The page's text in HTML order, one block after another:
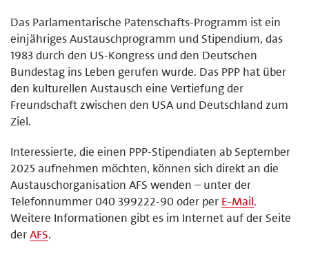
Das Parlamentarische Patenschafts-Programm ist ein
einjähriges Austauschprogramm und Stipendium, das
1983 durch den US-Kongress und den Deutschen
Bundestag ins Leben gerufen wurde. Das PPP hat über
den kulturellen Austausch eine Vertiefung der
Freundschaft zwischen den USA und Deutschland zum
Ziel.
Interessierte, die einen PPP-Stipendiaten ab September
2025 aufnehmen möchten, können sich direkt an die
Austauschorganisation AFS wenden – unter der
Telefonnummer 040 399222-90 oder per E-Mail.
Weitere Informationen gibt es im Internet auf der Seite
derAFS.